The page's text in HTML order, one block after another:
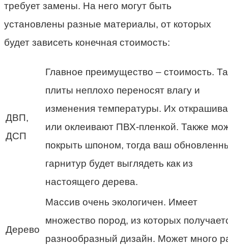
требует замены. На него могут быть
установлены разные материалы, от которых
будет зависеть конечная стоимость:
ДВП,
ДСП
Главное преимущество – стоимость.
плиты неплохо переносят влагу и
изменения температуры. Их
или оклеивают ПВХ-пленкой. Также
покрыть шпоном, тогда ваш
гарнитур будет выглядеть как из
настоящего дерева.
Дерево
Массив очень экологичен. Имеет
множество пород, из которых
разнообразный дизайн. Может много